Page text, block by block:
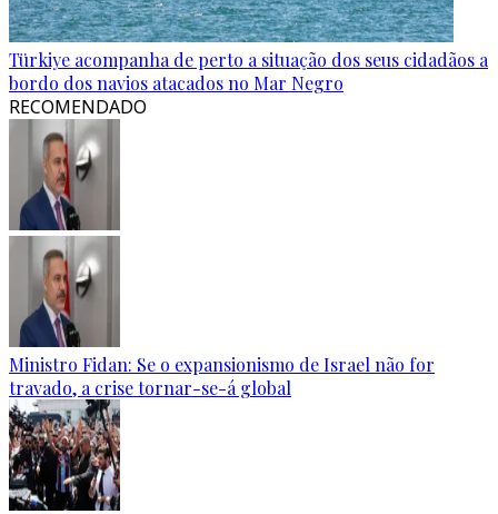
Türkiye acompanha de perto a situação dos seus cidadãos a
bordo dos navios atacados no Mar Negro
RECOMENDADO
Ministro Fidan: Se o expansionismo de Israel não for
travado, a crise tornar-se-á global